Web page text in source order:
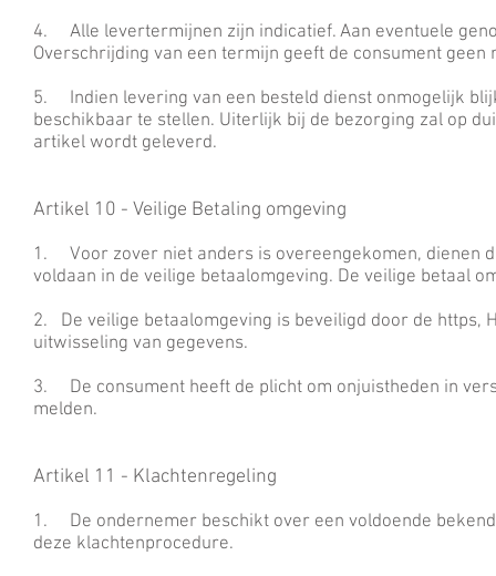
4. Alle levertermijnen zijn indicatief. Aan eventuele
Overschrijding van een termijn geeft de consument geen
5. Indien levering van een besteld dienst onmogelijk
beschikbaar te stellen. Uiterlijk bij de bezorging zal op
artikel wordt geleverd.
Artikel 10 - Veilige Betaling omgeving
1. Voor zover niet anders is overeengekomen, dienen
voldaan in de veilige betaalomgeving. De veilige betaal
2. De veilige betaalomgeving is beveiligd door de https,
uitwisseling van gegevens.
3. De consument heeft de plicht om onjuistheden in
melden.
Artikel 11 - Klachtenregeling
1. De ondernemer beschikt over een voldoende
deze klachtenprocedure.